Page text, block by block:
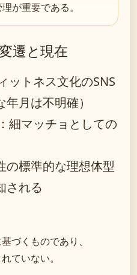
が重要である。
遷と現在
ットネス文化のSNS
月は不明確）
：細マッチョとしての
の標準的な理想体型
される
づくものであり、
ていない。